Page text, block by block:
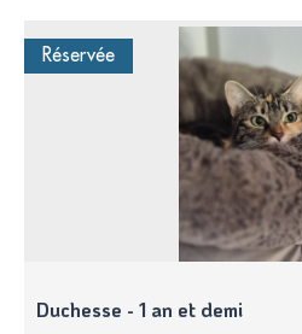
Réservée
Duchesse - 1 an et demi